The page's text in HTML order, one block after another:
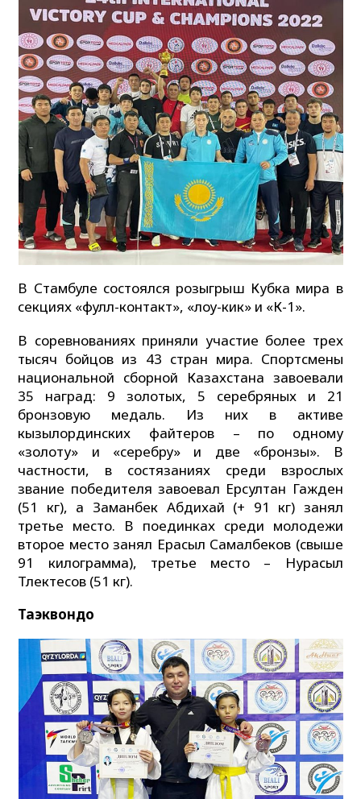
В Стамбуле состоялся розыгрыш Кубка мира в
секциях «фулл-контакт», «лоу-кик» и «К-1».
В соревнованиях приняли участие более трех
тысяч бойцов из 43 стран мира. Спортсмены
национальной сборной Казахстана завоевали
35 наград: 9 золотых, 5 серебряных и 21
бронзовую медаль. Из них в активе
кызылординских файтеров – по одному
«золоту» и «серебру» и две «бронзы». В
частности, в состязаниях среди взрослых
звание победителя завоевал Ерсултан Гажден
(51 кг), а Заманбек Абдихай (+ 91 кг) занял
третье место. В поединках среди молодежи
второе место занял Ерасыл Самалбеков (свыше
91 килограмма), третье место – Нурасыл
Тлектесов (51 кг).
Таэквондо